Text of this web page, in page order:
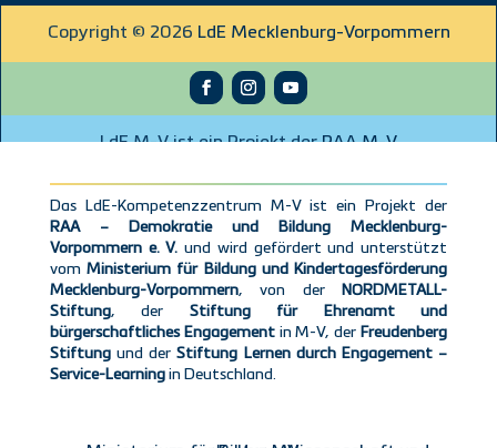
Copyright © 2026 LdE Mecklenburg-Vorpommern
LdE M-V ist ein Projekt derRAA M-V
Das LdE-Kompetenzzentrum M-V ist ein Projekt der
RAA – Demokratie und Bildung Mecklenburg-
Vorpommern e. V. und wird gefördert und unterstützt
vomMinisterium für Bildung und Kindertagesförderung
Mecklenburg-Vorpommern, von der
NORDMETALL-
Stiftung, der Stiftung für Ehrenamt und
bürgerschaftliches Engagementin M-V, der Freudenberg
Stiftungund derStiftung Lernen durch Engagement –
Service-Learningin Deutschland.